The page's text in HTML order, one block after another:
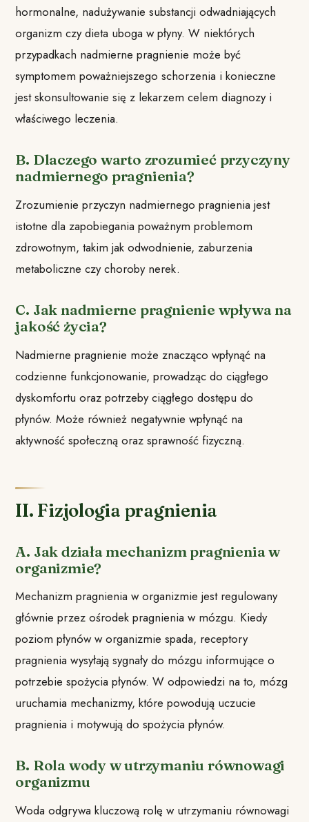
hormonalne, nadużywanie substancji odwadniających
organizm czy dieta uboga w płyny. W niektórych
przypadkach nadmierne pragnienie może być
symptomem poważniejszego schorzenia i konieczne
jest skonsultowanie się z lekarzem celem diagnozy i
właściwego leczenia.
B. Dlaczego warto zrozumieć przyczyny
nadmiernego pragnienia?
Zrozumienie przyczyn nadmiernego pragnienia jest
istotne dla zapobiegania poważnym problemom
zdrowotnym, takim jak odwodnienie, zaburzenia
metaboliczne czy choroby nerek.
C. Jak nadmierne pragnienie wpływa na
jakość życia?
Nadmierne pragnienie może znacząco wpłynąć na
codzienne funkcjonowanie, prowadząc do ciągłego
dyskomfortu oraz potrzeby ciągłego dostępu do
płynów. Może również negatywnie wpłynąć na
aktywność społeczną oraz sprawność fizyczną.
II. Fizjologia pragnienia
A. Jak działa mechanizm pragnienia w
organizmie?
Mechanizm pragnienia w organizmie jest regulowany
głównie przez ośrodek pragnienia w mózgu. Kiedy
poziom płynów w organizmie spada, receptory
pragnienia wysyłają sygnały do mózgu informujące o
potrzebie spożycia płynów. W odpowiedzi na to, mózg
uruchamia mechanizmy, które powodują uczucie
pragnienia i motywują do spożycia płynów.
B. Rola wody w utrzymaniu równowagi
organizmu
Woda odgrywa kluczową rolę w utrzymaniu równowagi